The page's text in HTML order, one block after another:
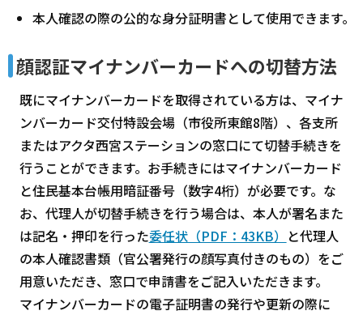
本人確認の際の公的な身分証明書として使用できます。
顔認証マイナンバーカードへの切替方法
既にマイナンバーカードを取得されている方は、マイナ
ンバーカード交付特設会場（市役所東館8階）、各支所
またはアクタ西宮ステーションの窓口にて切替手続きを
行うことができます。お手続きにはマイナンバーカード
と住民基本台帳用暗証番号（数字4桁）が必要です。な
お、代理人が切替手続きを行う場合は、本人が署名また
は記名・押印を行った委任状（PDF：43KB） と代理人
の本人確認書類（官公署発行の顔写真付きのもの）をご
用意いただき、窓口で申請書をご記入いただきます。
マイナンバーカードの電子証明書の発行や更新の際に